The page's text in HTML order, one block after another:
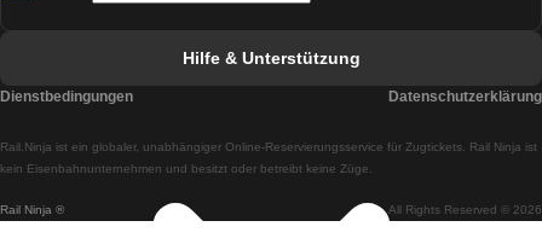
Züge von Lissabon nach Braga
Züge von Braga nach Lissabon
Rail Ninja ® All Rights Reserved © 2026
Rail.Ninja ist ein globaler, unabhängiger Online-Reservierungsservice für Zugtickets. Rail Ninja ist
kein Eisenbahnunternehmen und besitzt oder betreibt keine Züge.
Hilfe & Unterstützung
Dienstbedingungen Datenschutzerklärung